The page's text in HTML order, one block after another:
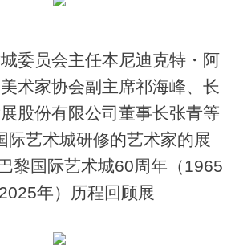
委员会主任本尼迪克特・阿
术家协会副主席祁海峰、长
股份有限公司董事长张青等
际艺术城研修的艺术家的展
黎国际艺术城60周年（1965
年）历程回顾展